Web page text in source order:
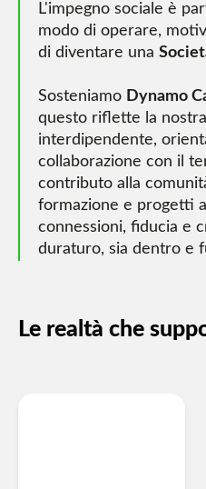
L'impegno sociale è
modo di operare,
di diventare una
Sosteniamo Dynamo
questo riflette la
interdipendente,
collaborazione con il
contributo alla
formazione e progetti
connessioni, fiducia e
duraturo, sia dentro e
Le realtà che